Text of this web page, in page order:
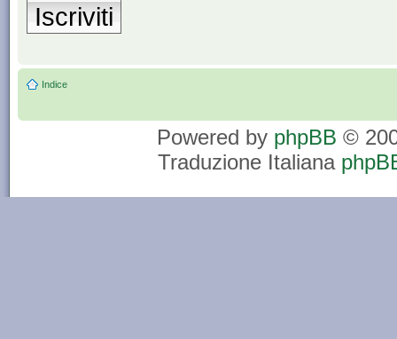
Iscriviti
Indice
Powered by phpBB ©
Traduzione Italiana